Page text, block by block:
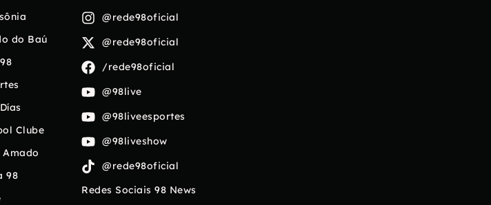
do Baú
Clube
98
@rede98oficial
@rede98oficial
/rede98oficial
@98live
@98liveesportes
@98liveshow
@rede98oficial
Redes Sociais 98 News